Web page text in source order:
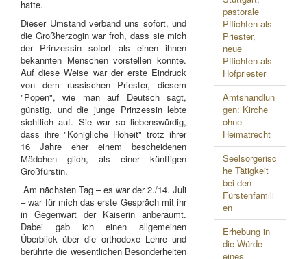
pastorale
Pflichten als
Priester,
neue
Pflichten als
Hofpriester
Amtshandlun
gen: Kirche
ohne
Heimatrecht
Seelsorgerisc
he Tätigkeit
bei den
Fürstenfamili
en
Erhebung in
die Würde
eines
hatte.
Dieser Umstand verband uns sofort, und
die Großherzogin war froh, dass sie mich
der Prinzessin sofort als einen ihnen
bekannten Menschen vorstellen konnte.
Auf diese Weise war der erste Eindruck
von dem russischen Priester, diesem
"Popen", wie man auf Deutsch sagt,
günstig, und die junge Prinzessin lebte
sichtlich auf. Sie war so liebenswürdig,
dass ihre "Königliche Hoheit" trotz ihrer
16 Jahre eher einem bescheidenen
Mädchen glich, als einer künftigen
Großfürstin.
Am nächsten Tag – es war der 2./14. Juli
– war für mich das erste Gespräch mit ihr
in Gegenwart der Kaiserin anberaumt.
Dabei gab ich einen allgemeinen
Überblick über die orthodoxe Lehre und
berührte die wesentlichen Besonderheiten